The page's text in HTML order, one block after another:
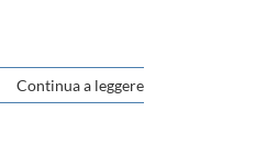
Continua a leggere